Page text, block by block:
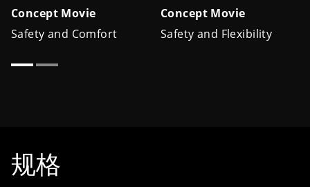
16,384 颗直径比头发丝还小的Micro LED，安装面积为
400 mm2。